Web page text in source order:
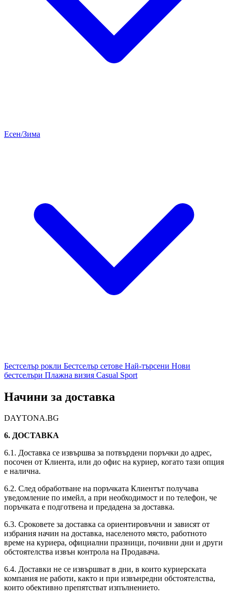
Есен/Зима
Бестселър рокли Бестселър сетове Най-търсени Нови
бестселъри Плажна визия Casual Sport
Начини за доставка
DAYTONA.BG
6. ДОСТАВКА
6.1. Доставка се извършва за потвърдени поръчки до адрес,
посочен от Клиента, или до офис на куриер, когато тази опция
е налична.
6.2. След обработване на поръчката Клиентът получава
уведомление по имейл, а при необходимост и по телефон, че
поръчката е подготвена и предадена за доставка.
6.3. Сроковете за доставка са ориентировъчни и зависят от
избрания начин на доставка, населеното място, работното
време на куриера, официални празници, почивни дни и други
обстоятелства извън контрола на Продавача.
6.4. Доставки не се извършват в дни, в които куриерската
компания не работи, както и при извънредни обстоятелства,
които обективно препятстват изпълнението.